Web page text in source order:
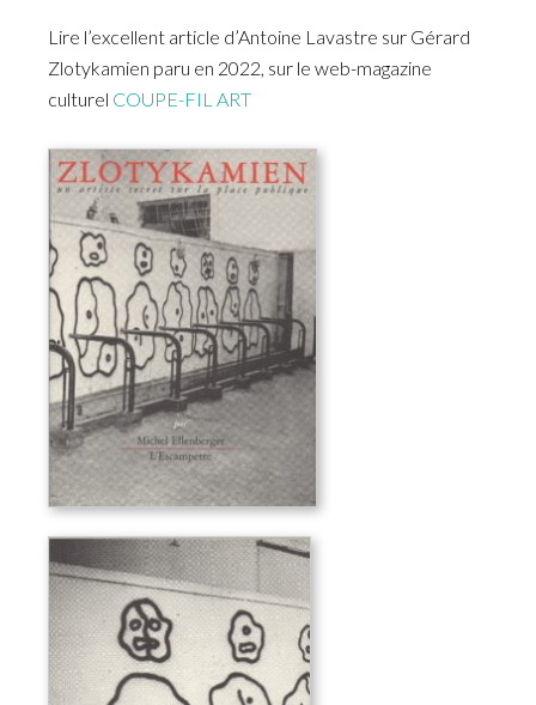
Lire l’excellent article d’Antoine Lavastre sur Gérard
Zlotykamien paru en 2022, sur le web-magazine
culturel COUPE-FIL ART